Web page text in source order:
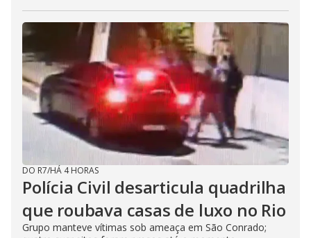
DO R7/HÁ 4 HORAS
Polícia Civil desarticula quadrilha
que roubava casas de luxo no Rio
Grupo manteve vítimas sob ameaça em São Conrado;